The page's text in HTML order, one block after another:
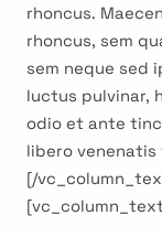
rhoncus.
rhoncus, sem
sem neque sed
luctus pulvinar,
odio et ante
libero venenatis
[/